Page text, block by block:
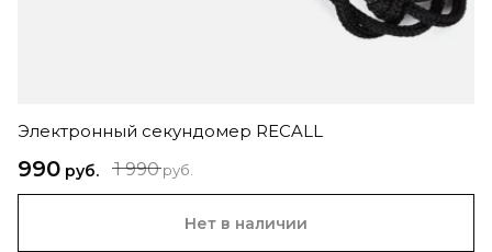
Электронный секундомер RECALL
1 990руб.
990 руб.
Нет в наличии